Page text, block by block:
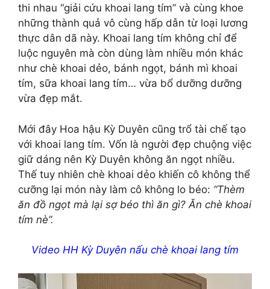
thi nhau “giải cứu khoai lang tím” và cùng khoe
những thành quả vô cùng hấp dẫn từ loại lương
thực dân dã này. Khoai lang tím không chỉ để
luộc nguyên mà còn dùng làm nhiều món khác
như chè khoai dẻo, bánh ngọt, bánh mì khoai
tím, sữa khoai lang tím… vừa bổ dưỡng dưỡng
vừa đẹp mắt.
Mới đây Hoa hậu Kỳ Duyên cũng trổ tài chế tạo
với khoai lang tím. Vốn là người đẹp chuộng việc
giữ dáng nên Kỳ Duyên không ăn ngọt nhiều.
Thế tuy nhiên chè khoai dẻo khiến cô không thể
cưỡng lại món này làm cô không lo béo: “Thèm
ăn đồ ngọt mà lại sợ béo thì ăn gì? Ăn chè khoai
tím nè”.
Video HH Kỳ Duyên nấu chè khoai lang tím